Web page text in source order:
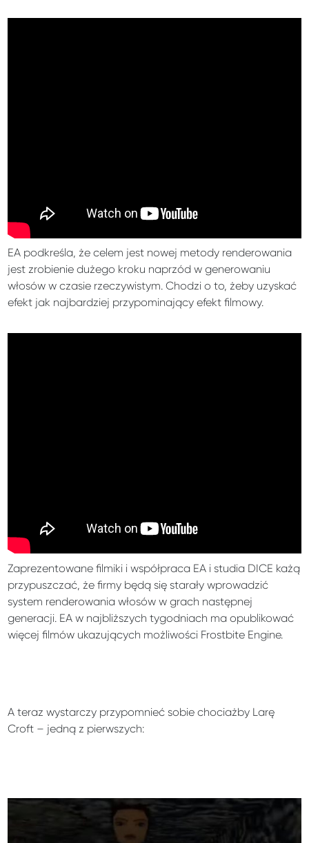
EA podkreśla, że celem jest nowej metody renderowania
jest zrobienie dużego kroku naprzód w generowaniu
włosów w czasie rzeczywistym. Chodzi o to, żeby uzyskać
efekt jak najbardziej przypominający efekt filmowy.
Zaprezentowane filmiki i współpraca EA i studia DICE każą
przypuszczać, że firmy będą się starały wprowadzić
system renderowania włosów w grach następnej
generacji. EA w najbliższych tygodniach ma opublikować
więcej filmów ukazujących możliwości Frostbite Engine.
A teraz wystarczy przypomnieć sobie chociażby Larę
Croft – jedną z pierwszych: